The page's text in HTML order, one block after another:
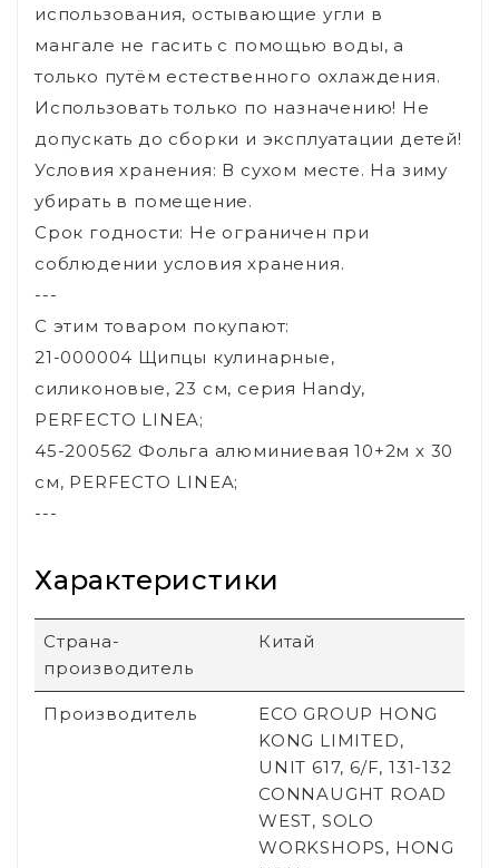
использования, остывающие угли в
мангале не гасить с помощью воды, а
только путём естественного охлаждения.
Использовать только по назначению! Не
допускать до сборки и эксплуатации детей!
Условия хранения: В сухом месте. На зиму
убирать в помещение.
Срок годности: Не ограничен при
соблюдении условия хранения.
---
С этим товаром покупают:
21-000004 Щипцы кулинарные,
силиконовые, 23 см, серия Handy,
PERFECTO LINEA;
45-200562 Фольга алюминиевая 10+2м х 30
см, PERFECTO LINEA;
---
Характеристики
Страна-
производитель
Китай
Производитель
ECO GROUP HONG
KONG LIMITED,
UNIT 617, 6/F, 131-132
CONNAUGHT ROAD
WEST, SOLO
WORKSHOPS, HONG